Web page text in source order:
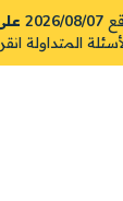
2026/08/07 على الساعة 16:31
المتداولة انقر